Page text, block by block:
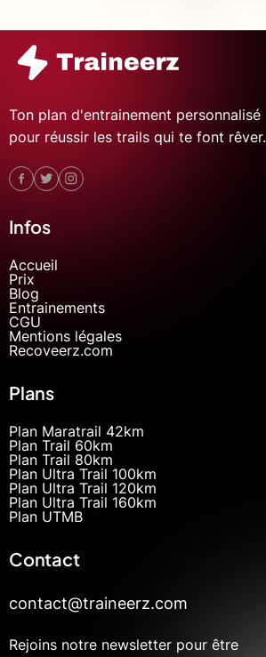
Ton plan d'entrainement personnalisé
pour réussir les trails qui te font rêver.
Infos
Accueil
Prix
Blog
Entrainements
CGU
Mentions légales
Recoveerz.com
Plans
Plan Maratrail 42km
Plan Trail 60km
Plan Trail 80km
Plan Ultra Trail 100km
Plan Ultra Trail 120km
Plan Ultra Trail 160km
Plan UTMB
Contact
contact@traineerz.com
Rejoins notre newsletter pour être